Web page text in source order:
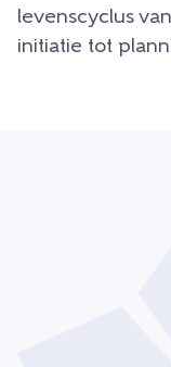
levenscyclus
initiatie tot